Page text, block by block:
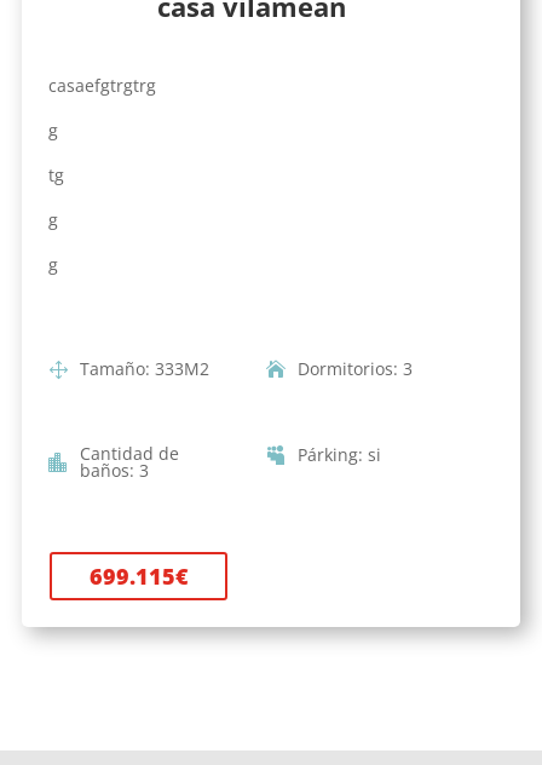
casaefgtrgtrg
g
tg
g
g
Tamaño: 333M2 Dormitorios: 3
Cantidad de
baños: 3
Párking: si
699.115€